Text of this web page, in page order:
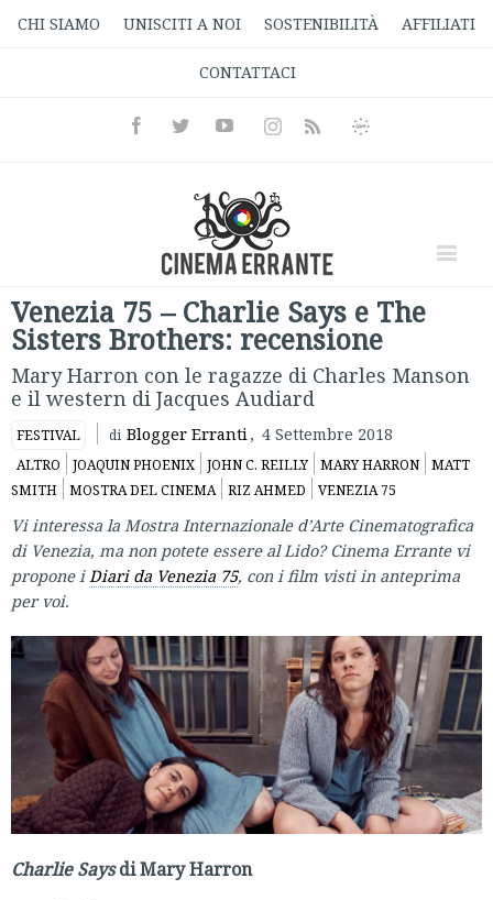
CHI SIAMO UNISCITI A NOI SOSTENIBILITÀ AFFILIATI
CONTATTACI
FacebookTwitterYoutubeInstagramRss
Informativa
Venezia 75 – Charlie Says e The
Sisters Brothers: recensione
Mary Harron con le ragazze di Charles Manson
e il western di Jacques Audiard
FESTIVAL di Blogger Erranti, 4 Settembre 2018
ALTRO JOAQUIN PHOENIX JOHN C. REILLY MARY HARRON
MATT
SMITH
MOSTRA DEL CINEMA RIZ AHMED VENEZIA 75
Vi interessa la Mostra Internazionale d’Arte Cinematografica
di Venezia, ma non potete essere al Lido? Cinema Errante vi
propone iDiari da Venezia 75, con i film visti in anteprima
per voi.
Charlie Saysdi Mary Harron